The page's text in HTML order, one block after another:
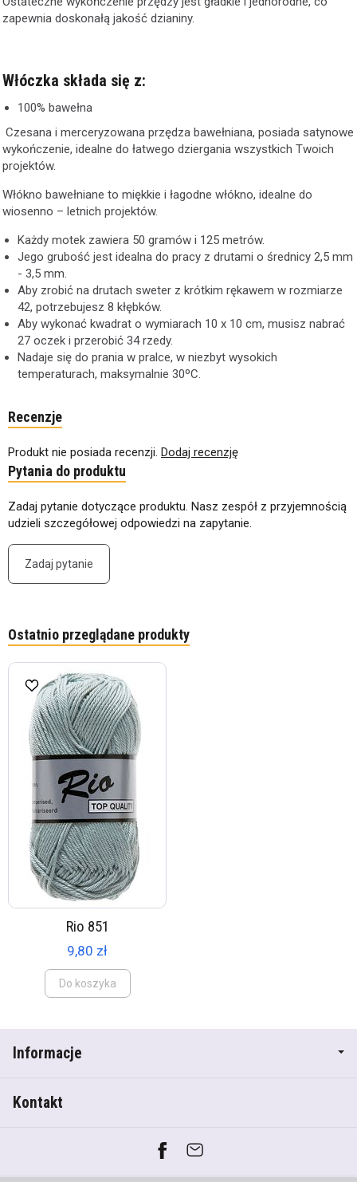
zapewnia doskonałą jakość dzianiny.
Włóczka składa się z:
100% bawełna
Czesana i merceryzowana przędza bawełniana, posiada satynowe
wykończenie, idealne do łatwego dziergania wszystkich Twoich
projektów.
Włókno bawełniane to miękkie i łagodne włókno, idealne do
wiosenno – letnich projektów.
Każdy motek zawiera 50 gramów i 125 metrów.
Jego grubość jest idealna do pracy z drutami o średnicy 2,5 mm
- 3,5 mm.
Aby zrobić na drutach sweter z krótkim rękawem w rozmiarze
42, potrzebujesz 8 kłębków.
Aby wykonać kwadrat o wymiarach 10 x 10 cm, musisz nabrać
27 oczek i przerobić 34 rzedy.
Nadaje się do prania w pralce, w niezbyt wysokich
temperaturach, maksymalnie 30ºC.
Recenzje
Produkt nie posiada recenzji. Dodaj recenzję
Pytania do produktu
Zadaj pytanie dotyczące produktu. Nasz zespół z przyjemnością
udzieli szczegółowej odpowiedzi na zapytanie.
Zadaj pytanie
Ostatnio przeglądane produkty
Rio 851
9,80 zł
Do koszyka
Informacje
Kontakt